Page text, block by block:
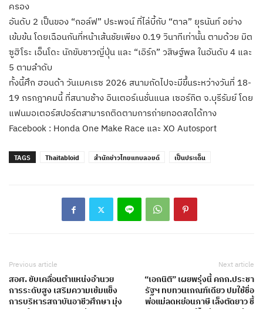
ครอง
อันดับ 2 เป็นของ “กอล์ฟ” ประพจน์ ที่ไล่บี้กับ “ตาล” ยุรนันท์ อย่าง
เข้มข้น โดยเฉือนกันที่หน้าเส้นชัยเพียง 0.19 วินาทีเท่านั้น ตามด้วย มิต
ซูฮิโระ เอ็นโดะ นักขับชาวญี่ปุ่น และ “เอิร์ก” วสิษฐ์พล ในอันดับ 4 และ
5 ตามลำดับ
ทั้งนี้ศึก ฮอนด้า วันเมคเรซ 2026 สนามถัดไปจะมีขึ้นระหว่างวันที่ 18-
19 กรกฎาคมนี้ ที่สนามช้าง อินเตอร์เนชั่นแนล เซอร์กิต จ.บุรีรัมย์ โดย
แฟนมอเตอร์สปอร์ตสามารถติดตามการถ่ายทอดสดได้ทาง
Facebook : Honda One Make Race และ XO Autosport
TAGS Thaitabloid สำนักข่าวไทยแทบลอยด์ เป็นประเด็น
Previous article
สอศ. ขับเคลื่อนตำแหน่งอำนวย
การระดับสูง เสริมความเข้มแข็ง
การบริหารสถาบันอาชีวศึกษา มุ่ง
Next article
“เอกนิติ” เผยพรุ่งนี้ คกก.ประชา
รัฐฯ ทบทวนเกณฑ์เดียว ปมใช้ชื่อ
พ่อแม่ลดหย่อนภาษี เล็งตัดยาว ชี้